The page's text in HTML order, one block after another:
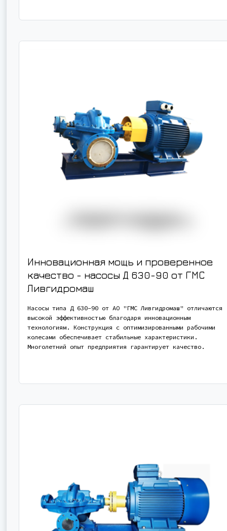
Инновационная мощь и проверенное
качество - насосы Д 630-90 от ГМС
Ливгидромаш
Насосы типа Д 630-90 от АО "ГМС Ливгидромаш" отличаются
высокой эффективностью благодаря инновационным
технологиям. Конструкция с оптимизированными рабочими
колесами обеспечивает стабильные характеристики.
Многолетний опыт предприятия гарантирует качество.